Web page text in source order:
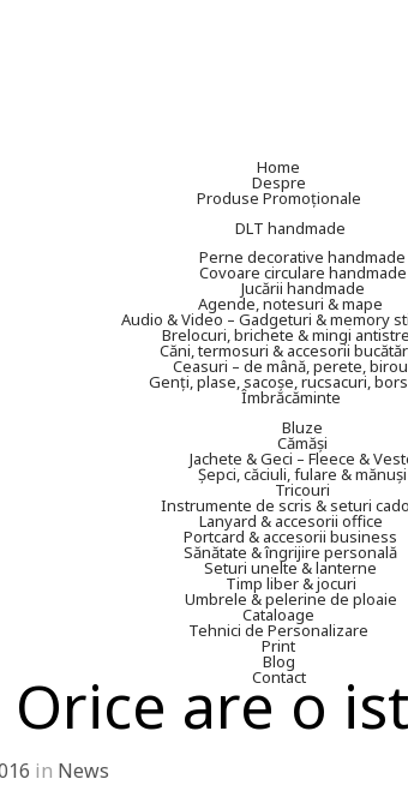
Home
Despre
Produse Promoționale
DLT handmade
Perne decorative handmade
Covoare circulare handmade
Jucării handmade
Agende, notesuri & mape
Audio & Video – Gadgeturi & memory
Brelocuri, brichete & mingi
Căni, termosuri & accesorii
Ceasuri – de mână, perete, birou
Genți, plase, sacoșe, rucsacuri,
Îmbrăcăminte
Bluze
Cămăși
Jachete & Geci – Fleece &
Șepci, căciuli, fulare & mănuși
Tricouri
Instrumente de scris & seturi
Lanyard & accesorii office
Portcard & accesorii business
Sănătate & îngrijire personală
Seturi unelte & lanterne
Timp liber & jocuri
Umbrele & pelerine de ploaie
Cataloage
Tehnici de Personalizare
Print
Blog
Contact
are o
in News